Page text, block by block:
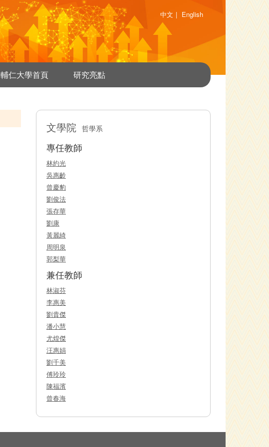
中文 | English
輔仁大學首頁 研究亮點
文學院 哲學系
專任教師
林約光
吳惠齡
曾慶豹
劉俊法
張存華
劉康
黃麗綺
周明泉
郭梨華
兼任教師
林淑芬
李惠美
劉貴傑
潘小慧
尤煌傑
汪惠娟
劉千美
傅玲玲
陳福濱
曾春海